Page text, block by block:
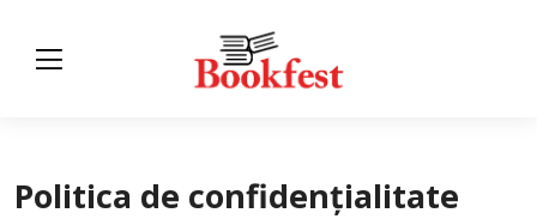
Politica de confidențialitate